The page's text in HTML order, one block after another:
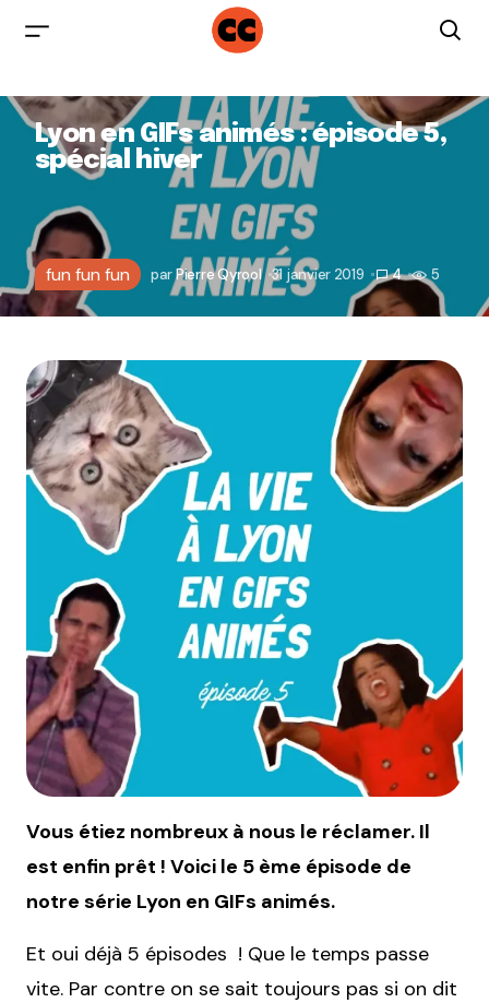
Lyon en GIFs animés : épisode 5,
spécial hiver
fun fun fun parPierre Qyrool 31 janvier 2019 4 5
Vous étiez nombreux à nous le réclamer. Il
est enfin prêt ! Voici le 5 ème épisode de
notre série Lyon en GIFs animés.
Et oui déjà 5 épisodes ! Que le temps passe
vite. Par contre on se sait toujours pas si on dit